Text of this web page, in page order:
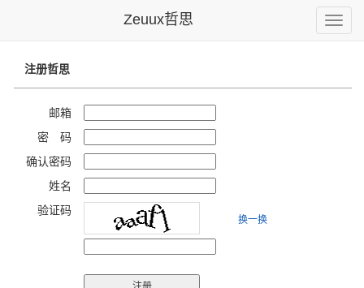
Toggle
Zeuux哲思
注册哲思
邮箱
密 码
确认密码
姓名
验证码
换一换